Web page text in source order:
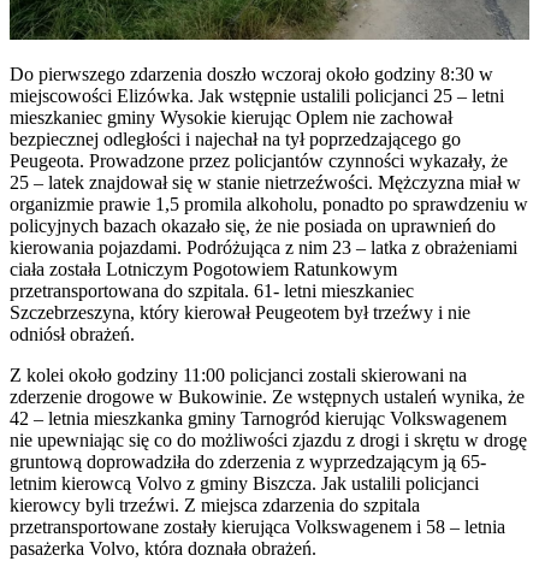
Do pierwszego zdarzenia doszło wczoraj około godziny 8:30 w
miejscowości Elizówka. Jak wstępnie ustalili policjanci 25 – letni
mieszkaniec gminy Wysokie kierując Oplem nie zachował
bezpiecznej odległości i najechał na tył poprzedzającego go
Peugeota. Prowadzone przez policjantów czynności wykazały, że
25 – latek znajdował się w stanie nietrzeźwości. Mężczyzna miał w
organizmie prawie 1,5 promila alkoholu, ponadto po sprawdzeniu w
policyjnych bazach okazało się, że nie posiada on uprawnień do
kierowania pojazdami. Podróżująca z nim 23 – latka z obrażeniami
ciała została Lotniczym Pogotowiem Ratunkowym
przetransportowana do szpitala. 61- letni mieszkaniec
Szczebrzeszyna, który kierował Peugeotem był trzeźwy i nie
odniósł obrażeń.
Z kolei około godziny 11:00 policjanci zostali skierowani na
zderzenie drogowe w Bukowinie. Ze wstępnych ustaleń wynika, że
42 – letnia mieszkanka gminy Tarnogród kierując Volkswagenem
nie upewniając się co do możliwości zjazdu z drogi i skrętu w drogę
gruntową doprowadziła do zderzenia z wyprzedzającym ją 65-
letnim kierowcą Volvo z gminy Biszcza. Jak ustalili policjanci
kierowcy byli trzeźwi. Z miejsca zdarzenia do szpitala
przetransportowane zostały kierująca Volkswagenem i 58 – letnia
pasażerka Volvo, która doznała obrażeń.